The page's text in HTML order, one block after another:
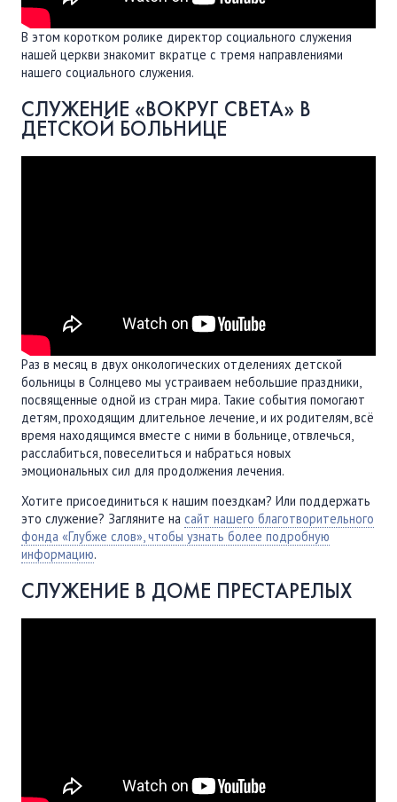
В этом коротком ролике директор социального служения
нашей церкви знакомит вкратце с тремя направлениями
нашего социального служения.
СЛУЖЕНИЕ «ВОКРУГ СВЕТА» В
ДЕТСКОЙ БОЛЬНИЦЕ
Раз в месяц в двух онкологических отделениях детской
больницы в Солнцево мы устраиваем небольшие праздники,
посвященные одной из стран мира. Такие события помогают
детям, проходящим длительное лечение, и их родителям, всё
время находящимся вместе с ними в больнице, отвлечься,
расслабиться, повеселиться и набраться новых
эмоциональных сил для продолжения лечения.
Хотите присоединиться к нашим поездкам? Или поддержать
это служение? Загляните на сайт нашего благотворительного
фонда «Глубже слов», чтобы узнать более подробную
информацию.
СЛУЖЕНИЕ В ДОМЕ ПРЕСТАРЕЛЫХ